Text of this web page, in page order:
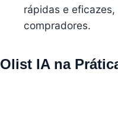
rápidas e
compradores.
Olist IA na